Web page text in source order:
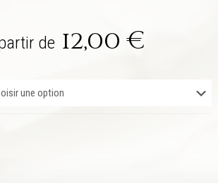
de 12,00€